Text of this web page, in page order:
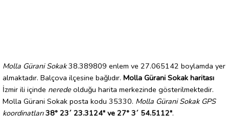
Molla Gürani Sokak38.389809 enlem ve 27.065142 boylamda yer
almaktadır. Balçova ilçesine bağlıdır. Molla Gürani Sokak haritası
İzmir ili içinde nerede olduğu harita merkezinde gösterilmektedir.
Molla Gürani Sokak posta kodu 35330. Molla Gürani Sokak GPS
koordinatları 38° 23´ 23.3124" ve 27° 3´ 54.5112".